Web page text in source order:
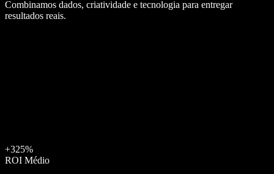
Combinamos dados, criatividade e tecnologia para entregar
resultados reais.
+325%
ROI Médio